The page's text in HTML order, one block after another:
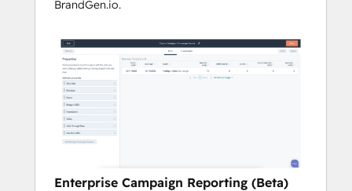
BrandGen.io.
Enterprise Campaign Reporting (Beta)